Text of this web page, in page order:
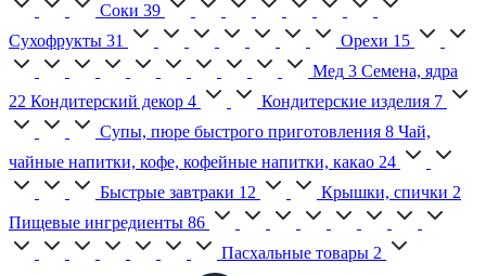
Соки 39
Сухофрукты 31 Орехи 15
Мед 3 Семена, ядра
22 Кондитерский декор 4 Кондитерские изделия 7
Супы, пюре быстрого приготовления 8 Чай,
чайные напитки, кофе, кофейные напитки, какао 24
Быстрые завтраки 12 Крышки, спички 2
Пищевые ингредиенты 86
Пасхальные товары 2